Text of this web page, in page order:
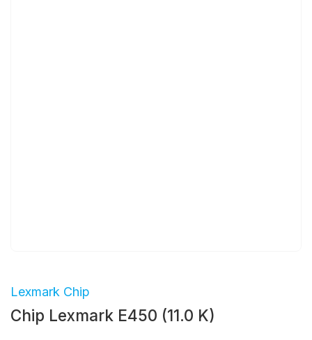
Lexmark Chip
Chip Lexmark E450 (11.0 K)